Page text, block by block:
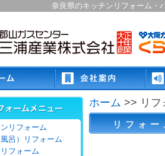
奈良県のキッチンリフォーム・
ホーム >> リフ
リフォ
リフォーム
呂）リフォーム
リフォーム